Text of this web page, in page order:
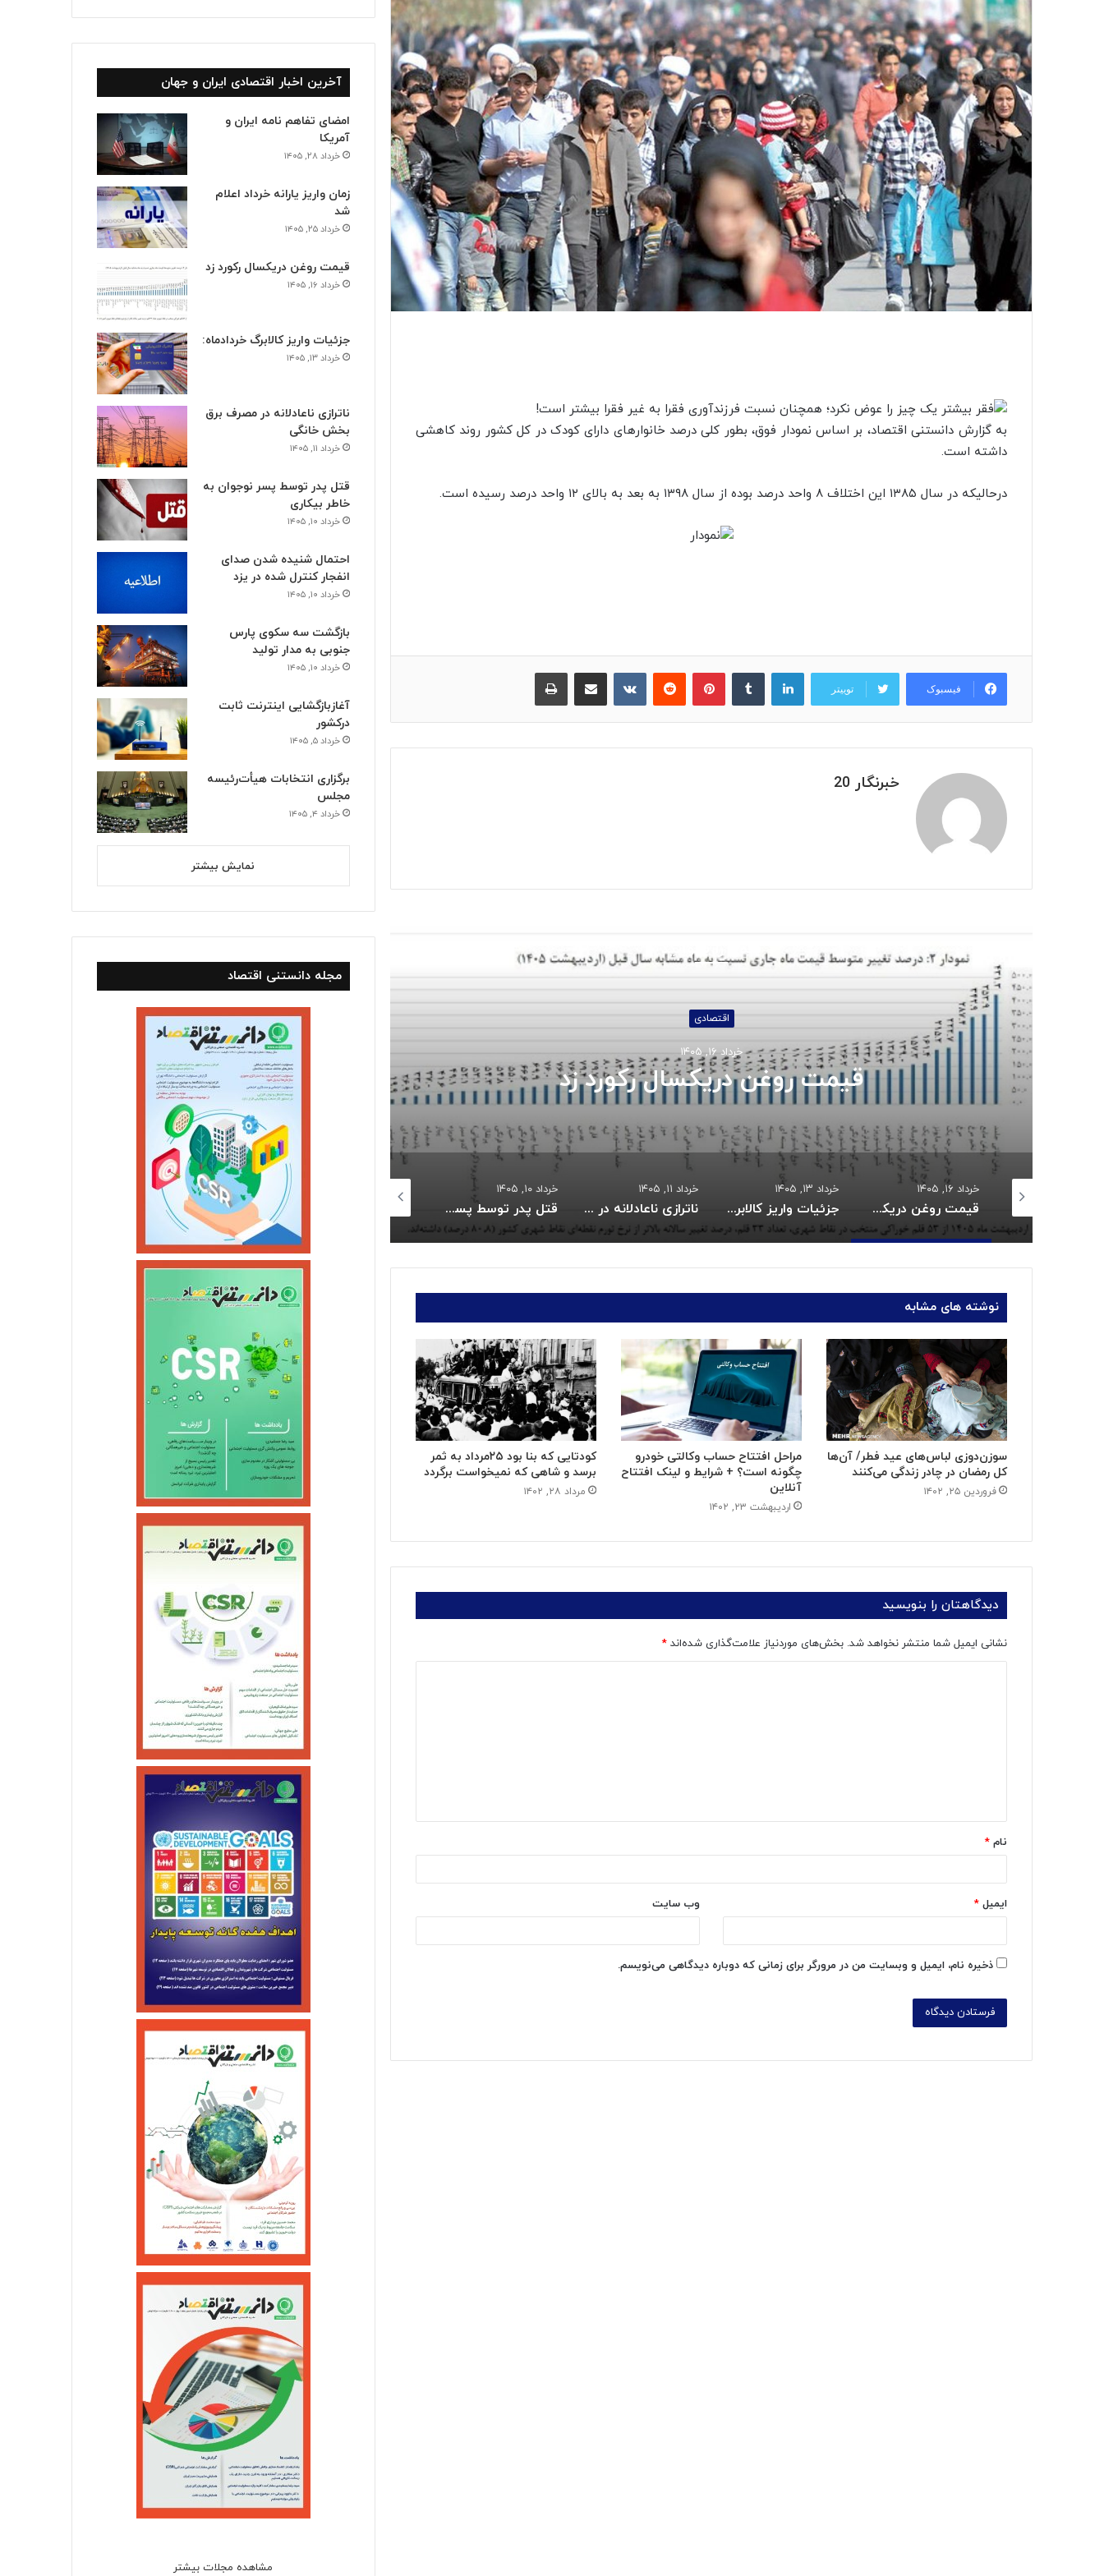
به گزارش دانستنی اقتصاد، بر اساس نمودار فوق، بطور کلی درصد خانوارهای دارای کودک در کل کشور روند کاهشی
داشته است.
درحالیکه در سال ۱۳۸۵ این اختلاف ۸ واحد درصد بوده از سال ۱۳۹۸ به بعد به بالای ۱۲ واحد درصد رسیده است.
فیسبوک توییتر
لینکدین پینترست ‫رددیت
خبرنگار 20
بعدی را بخوانید
اجتماعی
خرداد ۱۳, ۱۴۰۵
جزئیات واریز کالابرگ خردادماه: ناترازی ناعادلانه در مصرف برق بخش خانگی
خرداد ۱۳, ۱۴۰۵
جزئیات واریز کالابرگ خردادماه:
خرداد ۱۱, ۱۴۰۵
ناترازی ناعادلانه در مصرف برق بخش خانگی
خرداد ۱۰, ۱۴۰۵
قتل پدر توسط پسر نوجوان به خاطر بیکاری
خرداد ۱۰, ۱۴۰۵
احتمال شنیده شدن صدای انفجار کنترل شده در یزد
خرداد ۱۰, ۱۴۰۵ خرداد ۵, ۱۴۰۵
آغازبازگشایی اینترنت ثابت درکشور
نوشته های مشابه
سوزن‌دوزی لباس‌های عید فطر/ آن‌ها
کل رمضان در چادر زندگی می‌کنند
فروردین ۲۵, ۱۴۰۲
مراحل افتتاح حساب وکالتی خودرو
چگونه است؟ + شرایط و لینک افتتاح
آنلاین
اردیبهشت ۲۳, ۱۴۰۲
کودتایی که بنا بود ۲۵مرداد به ثمر
برسد و شاهی که نمیخواست برگردد
مرداد ۲۸, ۱۴۰۲
دیدگاهتان را بنویسید
نشانی ایمیل شما منتشر نخواهد شد. بخش‌های موردنیاز علامت‌گذاری شده‌اند *
*
نام *
ایمیل * وب‌ سایت
ذخیره نام، ایمیل و وبسایت من در مرورگر برای زمانی که دوباره دیدگاهی می‌نویسم.
آخرین اخبار اقتصادی ایران و جهان
امضای تفاهم نامه ایران و
آمریکا
خرداد ۲۸, ۱۴۰۵
زمان واریز یارانه خرداد اعلام
شد
خرداد ۲۵, ۱۴۰۵
قیمت روغن دریکسال رکورد زد
خرداد ۱۶, ۱۴۰۵
جزئیات واریز کالابرگ خردادماه:
خرداد ۱۳, ۱۴۰۵
ناترازی ناعادلانه در مصرف برق
بخش خانگی
خرداد ۱۱, ۱۴۰۵
قتل پدر توسط پسر نوجوان به
خاطر بیکاری
خرداد ۱۰, ۱۴۰۵
احتمال شنیده شدن صدای
انفجار کنترل شده در یزد
خرداد ۱۰, ۱۴۰۵
بازگشت سه سکوی پارس
جنوبی به مدار تولید
خرداد ۱۰, ۱۴۰۵
آغازبازگشایی اینترنت ثابت
درکشور
خرداد ۵, ۱۴۰۵
برگزاری انتخابات هیأت‌رئیسه
مجلس
خرداد ۴, ۱۴۰۵
نمایش بیشتر
مجله دانستنی اقتصاد
مشاهده مجلات بیشتر